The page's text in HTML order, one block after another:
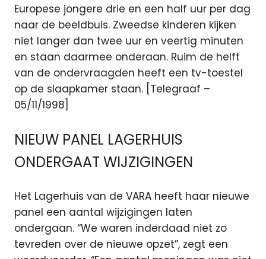
Europese jongere drie en een half uur per dag
naar de beeldbuis. Zweedse kinderen kijken
niet langer dan twee uur en veertig minuten
en staan daarmee onderaan. Ruim de helft
van de ondervraagden heeft een tv-toestel
op de slaapkamer staan. [Telegraaf –
05/11/1998]
NIEUW PANEL LAGERHUIS
ONDERGAAT WIJZIGINGEN
Het Lagerhuis van de VARA heeft haar nieuwe
panel een aantal wijzigingen laten
ondergaan. “We waren inderdaad niet zo
tevreden over de nieuwe opzet”, zegt een